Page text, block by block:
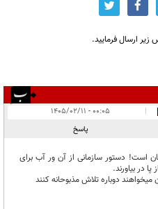
ارسال فرمایید.
|
۰۰:۰۵ - ۱۴۰۵/۰۲/۱۱
پاسخ
است! دستور سازمانی از آن ور آب برای
در بیاورند.
دوباره تلاش مذبوحانه کنند